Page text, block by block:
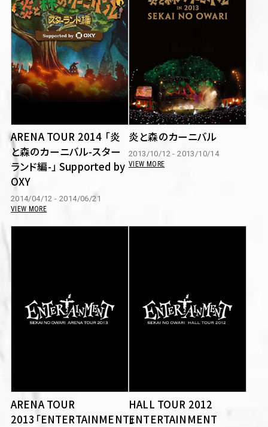
ARENA TOUR 2014 「炎
と森のカーニバル-スター
ランド編-」 Supported by
OXY
2014/04/12 - 2014/06/21
VIEW MORE
炎と森のカーニバル
2013/10/12 - 2013/10/14
VIEW MORE
ARENA TOUR
2013「ENTERTAINMENT」
HALL TOUR 2012
ENTERTAINMENT